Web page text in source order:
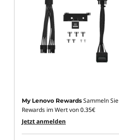
My Lenovo Rewards Sammeln Sie
Rewards im Wert von0.35€
Jetzt anmelden